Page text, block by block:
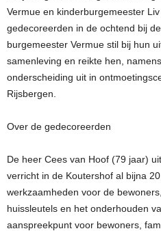
Vermue en kinderburgemeester
gedecoreerden in de ochtend bij
burgemeester Vermue stil bij hun
samenleving en reikte hen,
onderscheiding uit in
Rijsbergen.
Over de gedecoreerden
De heer Cees van Hoof (79 jaar)
verricht in de Koutershof al bijna
werkzaamheden voor de
huissleutels en het onderhouden
aanspreekpunt voor bewoners,